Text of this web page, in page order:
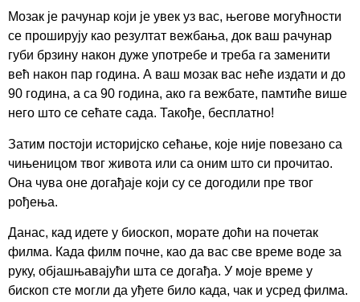
Мозак је рачунар који је увек уз вас, његове могућности
се проширују као резултат вежбања, док ваш рачунар
губи брзину након дуже употребе и треба га заменити
већ након пар година. А ваш мозак вас неће издати и до
90 година, а са 90 година, ако га вежбате, памтиће више
него што се сећате сада. Такође, бесплатно!
Затим постоји историјско сећање, које није повезано са
чињеницом твог живота или са оним што си прочитао.
Она чува оне догађаје који су се догодили пре твог
рођења.
Данас, кад идете у биоскоп, морате доћи на почетак
филма. Када филм почне, као да вас све време воде за
руку, објашњавајући шта се догађа. У моје време у
бископ сте могли да уђете било када, чак и усред филма.